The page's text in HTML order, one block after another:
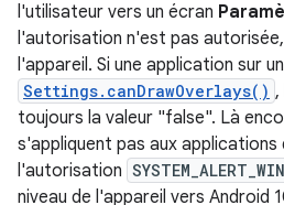
l'utilisateur vers un écran
l'autorisation n'est pas
l'appareil. Si une application sur
Settings.canDrawOverlays() ,
toujours la valeur "false". Là
s'appliquent pas aux applications
l'autorisation
niveau de l'appareil vers Android